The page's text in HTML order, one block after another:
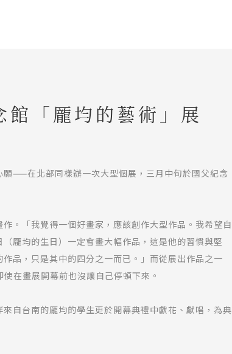
「龎均的藝術」展
——在北部同樣辦一次大型個展，三月中旬於國父紀念
。「我覺得一個好畫家，應該創作大型作品。我希望自
龎均的生日）一定會畫大幅作品，這是他的習慣與堅
品，只是其中的四分之一而已。」而從展出作品之一
在畫展開幕前也沒讓自己停頓下來。
自台南的龎均的學生更於開幕典禮中獻花、獻唱，為典